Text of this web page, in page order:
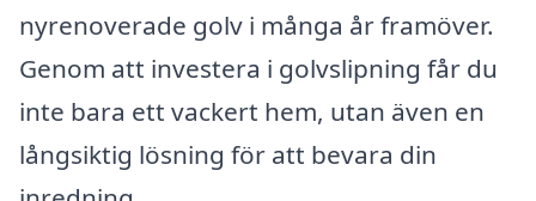
nyrenoverade golv i många år framöver.
Genom att investera i golvslipning får du
inte bara ett vackert hem, utan även en
långsiktig lösning för att bevara din